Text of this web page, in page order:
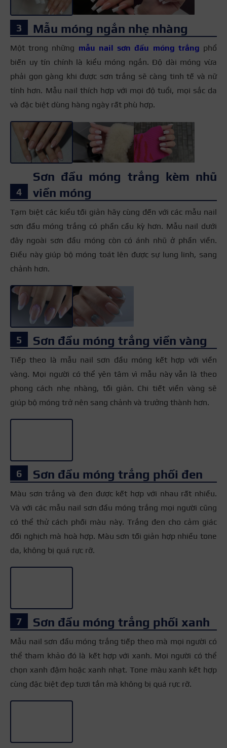
Mẫu móng ngắn nhẹ nhàng
Một trong những mẫu nail sơn đầu móng trắng phổ
biến uy tín chính là kiểu móng ngắn. Độ dài móng vừa
phải gọn gàng khi được sơn trắng sẽ càng tinh tế và nữ
tính hơn. Mẫu nail thích hợp với mọi độ tuổi, mọi sắc da
và đặc biệt dùng hàng ngày rất phù hợp.
Sơn đầu móng trắng kèm nhũ
viền móng
Tạm biệt các kiểu tối giản hãy cùng đến với các mẫu nail
sơn đầu móng trắng có phần cầu kỳ hơn. Mẫu nail dưới
đây ngoài sơn đầu móng còn có ánh nhũ ở phần viền.
Điều này giúp bộ móng toát lên được sự lung linh, sang
chảnh hơn.
Sơn đầu móng trắng viền vàng
Tiếp theo là mẫu nail sơn đầu móng kết hợp với viền
vàng. Mọi người có thể yên tâm vì mẫu này vẫn là theo
phong cách nhẹ nhàng, tối giản. Chi tiết viền vàng sẽ
giúp bộ móng trở nên sang chảnh và trưởng thành hơn.
+3
Sơn đầu móng trắng phối đen
Màu sơn trắng và đen được kết hợp với nhau rất nhiều.
Và với các mẫu nail sơn đầu móng trắng mọi người cũng
có thể thử cách phối màu này. Trắng đen cho cảm giác
đối nghịch mà hoà hợp. Màu sơn tối giản hợp nhiều tone
da, không bị quá rực rỡ.
Sơn đầu móng trắng phối xanh
Mẫu nail sơn đầu móng trắng tiếp theo mà mọi người có
thể tham khảo đó là kết hợp với xanh. Mọi người có thể
chọn xanh đậm hoặc xanh nhạt. Tone màu xanh kết hợp
cùng đặc biệt đẹp tươi tắn mà không bị quá rực rỡ.